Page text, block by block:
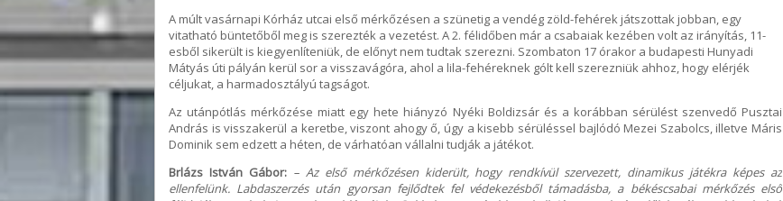
A múlt vasárnapi Kórház utcai első mérkőzésen a szünetig a vendég zöld-fehérek játszottak jobban, egy
vitatható büntetőből meg is szerezték a vezetést. A 2. félidőben már a csabaiak kezében volt az irányítás, 11-
esből sikerült is kiegyenlíteniük, de előnyt nem tudtak szerezni. Szombaton 17 órakor a budapesti Hunyadi
Mátyás úti pályán kerül sor a visszavágóra, ahol a lila-fehéreknek gólt kell szerezniük ahhoz, hogy elérjék
céljukat, a harmadosztályú tagságot.
Az utánpótlás mérkőzése miatt egy hete hiányzó Nyéki Boldizsár és a korábban sérülést szenvedő Pusztai
András is visszakerül a keretbe, viszont ahogy ő, úgy a kisebb sérüléssel bajlódó Mezei Szabolcs, illetve Máris
Dominik sem edzett a héten, de várhatóan vállalni tudják a játékot.
Brlázs István Gábor: – Az első mérkőzésen kiderült, hogy rendkívül szervezett, dinamikus játékra képes az
ellenfelünk. Labdaszerzés után gyorsan fejlődtek fel védekezésből támadásba, a békéscsabai mérkőzés első